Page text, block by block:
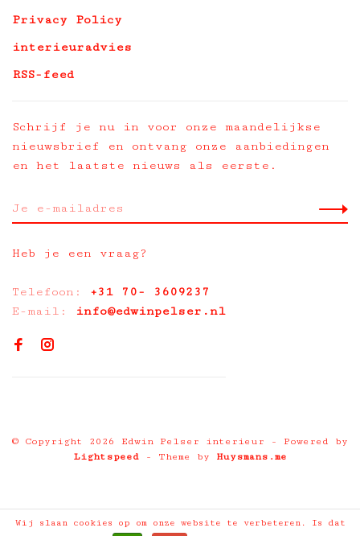
Privacy Policy
interieuradvies
RSS-feed
Schrijf je nu in voor onze maandelijkse
nieuwsbrief en ontvang onze aanbiedingen
en het laatste nieuws als eerste.
Heb je een vraag?
Telefoon: +31 70- 3609237
E-mail:
info@edwinpelser.nl
© Copyright 2026 Edwin Pelser interieur
- Powered by
Lightspeed- Theme by Huysmans.me
Wij slaan cookies op om onze website te verbeteren. Is dat